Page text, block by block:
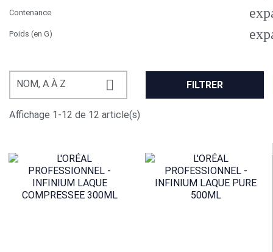
Contenance
Poids (en G)
NOM, A À Z  FILTRER
Affichage 1-12 de 12 article(s)